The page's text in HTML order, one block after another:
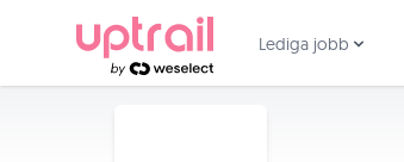
Lediga jobb